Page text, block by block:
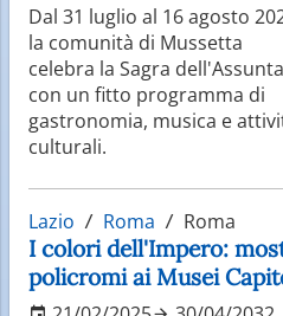
Dal 31 luglio al 16 agosto
la comunità di Mussetta
celebra la Sagra dell'Assunta
con un fitto programma di
gastronomia, musica e
culturali.
Lazio Roma Roma
I colori dell'Impero:
policromi ai Musei